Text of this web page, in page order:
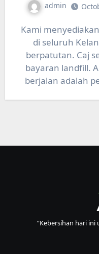
admin
Kami menyediakan khidmat sewaan roro bins
di seluruh
berpatutan. Caj
bayaran landfill.
berjalan adalah
“Kebersihan hari ini